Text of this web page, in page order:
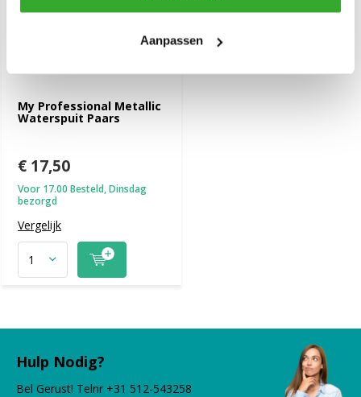
Aanpassen
My Professional Metallic
Waterspuit Paars
€ 17,50
Voor 17.00 Besteld, Dinsdag
bezorgd
Vergelijk
Hulp Nodig?
Bel Gerust! Telnr +31 512-543258